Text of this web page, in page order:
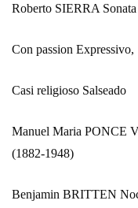
Roberto SIERRA
Con passion Expressivo,
Casi religioso Salseado
Manuel Maria PONCE
(1882-1948)
Benjamin BRITTEN